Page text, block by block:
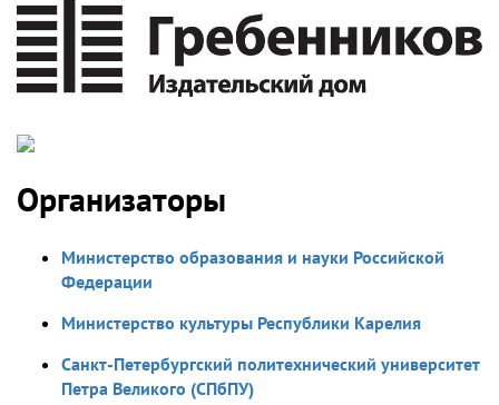
Организаторы
Министерство образования и науки Российской
Федерации
Министерство культуры Республики Карелия
Санкт-Петербургский политехнический университет
Петра Великого (СПбПУ)